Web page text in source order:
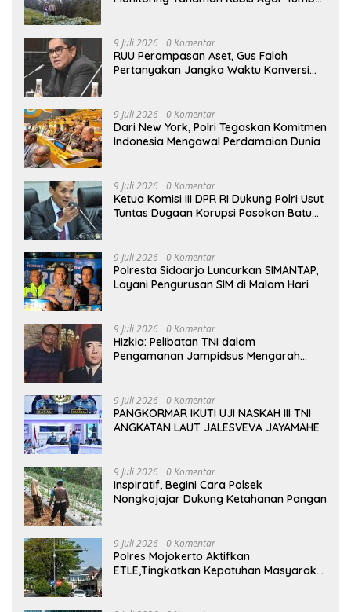
9 Juli 2026 0 Komentar
RUU Perampasan Aset, Gus Falah
Pertanyakan Jangka Waktu Konversi
9 Juli 2026 0 Komentar
Dari New York, Polri Tegaskan Komitmen
Indonesia Mengawal Perdamaian Dunia
9 Juli 2026 0 Komentar
Ketua Komisi III DPR RI Dukung Polri Usut
Tuntas Dugaan Korupsi Pasokan Batu
9 Juli 2026 0 Komentar
Polresta Sidoarjo Luncurkan SIMANTAP,
Layani Pengurusan SIM di Malam Hari
9 Juli 2026 0 Komentar
Hizkia: Pelibatan TNI dalam
Pengamanan Jampidsus Mengarah
9 Juli 2026 0 Komentar
PANGKORMAR IKUTI UJI NASKAH III TNI
ANGKATAN LAUT JALESVEVA JAYAMAHE
9 Juli 2026 0 Komentar
Inspiratif, Begini Cara Polsek
Nongkojajar Dukung Ketahanan Pangan
9 Juli 2026 0 Komentar
Polres Mojokerto Aktifkan
ETLE,Tingkatkan Kepatuhan Masyarakat